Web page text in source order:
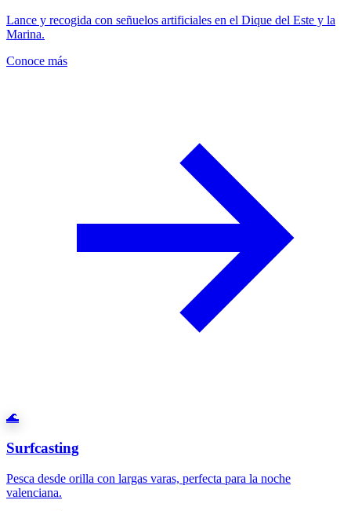
Lance y recogida con señuelos artificiales en el Dique del Este y la
Marina.
Conoce más
🌊
Surfcasting
Pesca desde orilla con largas varas, perfecta para la noche
valenciana.